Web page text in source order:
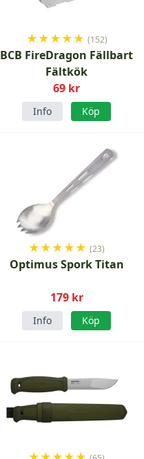
★★★★★ (152)
BCB FireDragon Fällbart
Fältkök
69 kr
Info Köp
★★★★★ (23)
Optimus Spork Titan
179 kr
Info Köp